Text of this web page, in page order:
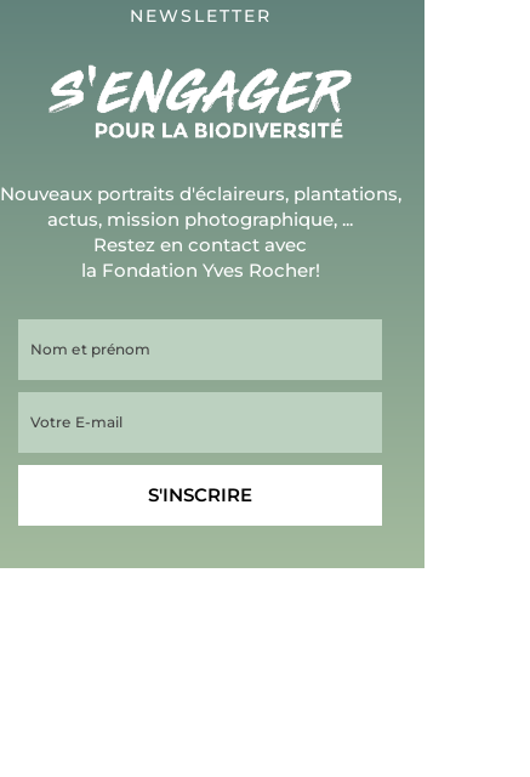
NEWSLETTER
Nouveaux portraits d'éclaireurs, plantations,
actus, mission photographique, ...
Restez en contact avec
la Fondation Yves Rocher!